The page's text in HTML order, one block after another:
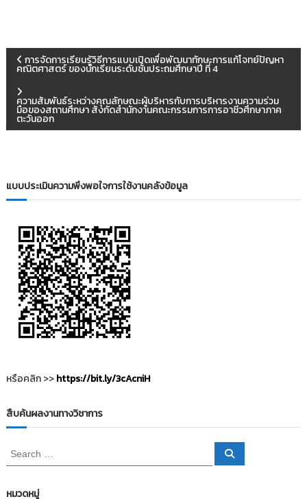
น
ะ
น
การจัดการเรียนรู้วิธีการแบบเปิดเพื่อพัฒนาทักษะการแก้โจทย์ปัญหา
คณิตศาสตร์ ของนักเรียนระดับชั้นประถมศึกษาปี ที่ 4
ความสัมพันธ์ระหว่างคุณลักษณะผู้บริหารกับการบริหารงานความร่วม
มือของสถานศึกษา สังกัดสำนักงานคณะกรรมการการอาชีวศึกษาภาค
ตะวันออก
แบบประเมินความพึงพอใจการใช้งานคลังข้อมูล
หรือคลิก >>https://bit.ly/3cAcniH
สืบค้นผลงานทางวิชาการ
e
r
S
หมวดหมู่